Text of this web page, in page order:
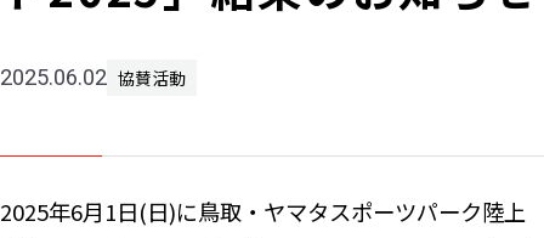
ニュー
2025.06.02 協賛活動
2025年6月1日(日)に鳥取・ヤマタスポーツパーク陸上